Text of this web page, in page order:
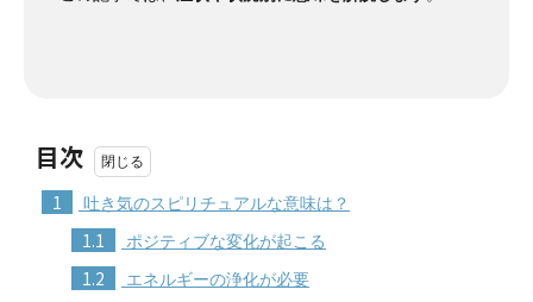
目次
1 吐き気のスピリチュアルな意味は？
1.1 ポジティブな変化が起こる
1.2 エネルギーの浄化が必要